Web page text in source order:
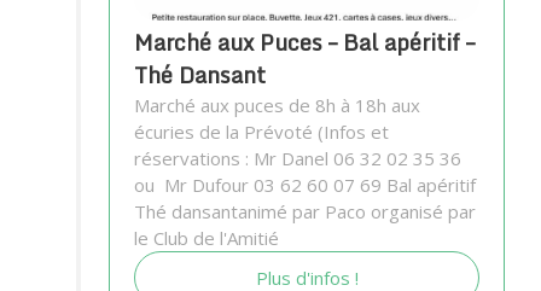
Marché aux Puces – Bal apéritif –
Thé Dansant
Marché aux puces de 8h à 18h aux
écuries de la Prévoté (Infos et
réservations : Mr Danel 06 32 02 35 36
ou Mr Dufour 03 62 60 07 69 Bal apéritif
Thé dansantanimé par Paco organisé par
le Club de l'Amitié
Plus d'infos !